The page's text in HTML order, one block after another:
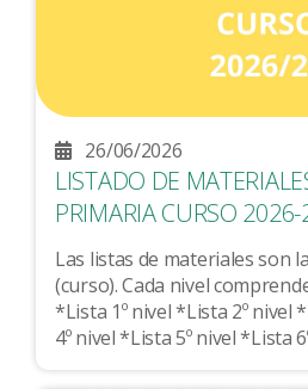
26/06/2026
LISTADO DE
PRIMARIA CURSO
Las listas de materiales son
(curso). Cada nivel
*Lista 1º nivel *Lista 2º nivel *Lista 3º nivel *Lista
4º nivel *Lista 5º